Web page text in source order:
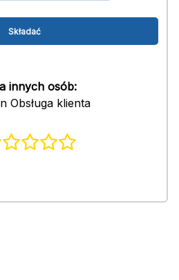
innych osób:
Obsługa klienta